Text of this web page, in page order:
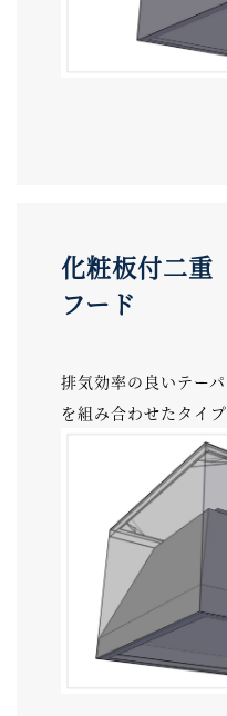
化粧板付二重
フード
排気効率の良いテー
を組み合わせたタイプ